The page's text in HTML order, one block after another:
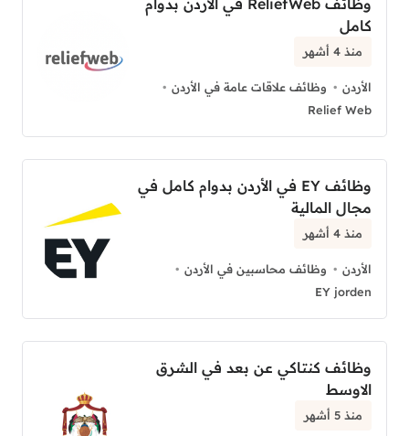
كامل
منذ 4 أشهر
الأردن
وظائف علاقات عامة في الأردن
Relief Web
وظائف EY في الأردن بدوام كامل في
مجال المالية
منذ 4 أشهر
الأردن
وظائف محاسبين في الأردن
EY jorden
وظائف كنتاكي عن بعد في الشرق
الاوسط
منذ 5 أشهر